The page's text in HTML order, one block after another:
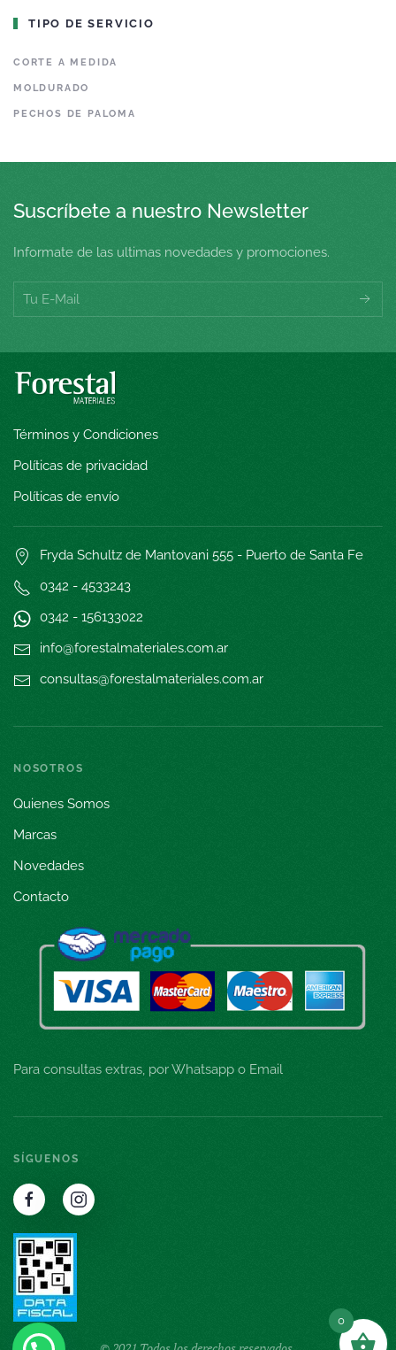
TIPO DE SERVICIO
CORTE A MEDIDA
MOLDURADO
PECHOS DE PALOMA
Suscríbete a nuestro Newsletter
Informate de las ultimas novedades y promociones.
Términos y Condiciones
Políticas de privacidad
Políticas de envío
Fryda Schultz de Mantovani 555 - Puerto de Santa Fe
0342 - 4533243
0342 - 156133022
info@forestalmateriales.com.ar
consultas@forestalmateriales.com.ar
NOSOTROS
Quienes Somos
Marcas
Novedades
Contacto
Para consultas extras, por Whatsapp o Email
SÍGUENOS
0